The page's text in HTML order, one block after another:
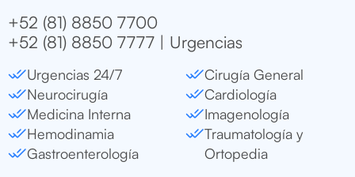
+52 (81) 8850 7700
+52 (81) 8850 7777 | Urgencias
Urgencias 24/7
Neurocirugía
Medicina Interna
Hemodinamia
Gastroenterología
Cirugía General
Cardiología
Imagenología
Traumatología y
Ortopedia